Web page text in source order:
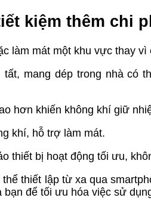
kiệm thêm chi
làm mát một khu vực thay vì
mang dép trong nhà có
hơn khiến không khí giữ
khí, hỗ trợ làm mát.
thiết bị hoạt động tối ưu,
thiết lập từ xa qua
để tối ưu hóa việc sử